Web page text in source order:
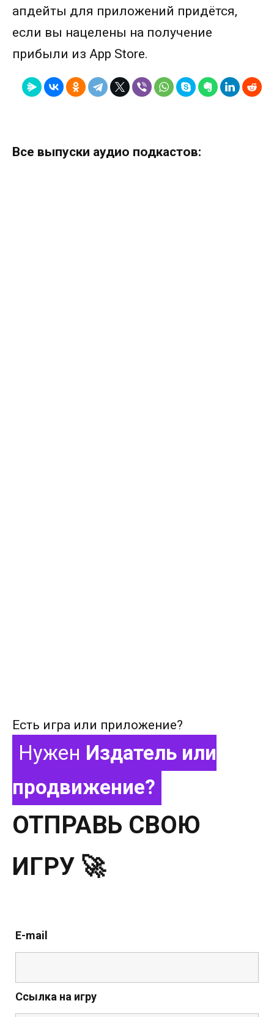
апдейты для приложений придётся,
если вы нацелены на получение
прибыли из App Store.
Все выпуски аудио подкастов:
Есть игра или приложение?
Нужен Издатель или
продвижение?
ОТПРАВЬ СВОЮ
ИГРУ 🚀
E-mail
Ссылка на игру